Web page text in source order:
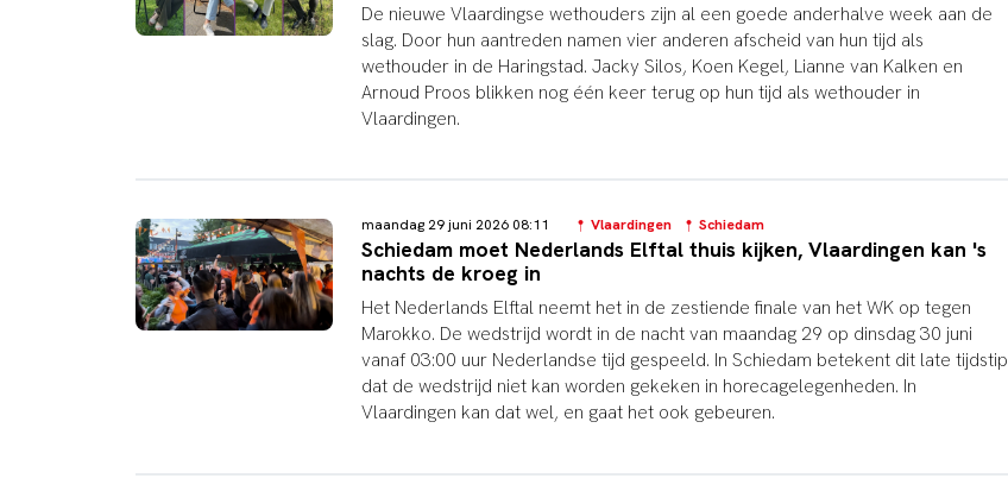
De nieuwe Vlaardingse wethouders zijn al een goede anderhalve week aan de
slag. Door hun aantreden namen vier anderen afscheid van hun tijd als
wethouder in de Haringstad. Jacky Silos, Koen Kegel, Lianne van Kalken en
Arnoud Proos blikken nog één keer terug op hun tijd als wethouder in
Vlaardingen.
maandag 29 juni 2026 08:11 Vlaardingen Schiedam
Schiedam moet Nederlands Elftal thuis kijken, Vlaardingen kan 's
nachts de kroeg in
Het Nederlands Elftal neemt het in de zestiende finale van het WK op tegen
Marokko. De wedstrijd wordt in de nacht van maandag 29 op dinsdag 30 juni
vanaf 03:00 uur Nederlandse tijd gespeeld. In Schiedam betekent dit late tijdstip
dat de wedstrijd niet kan worden gekeken in horecagelegenheden. In
Vlaardingen kan dat wel, en gaat het ook gebeuren.